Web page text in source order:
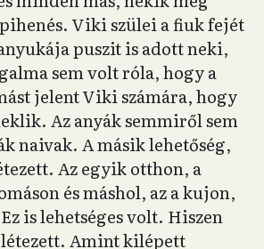
Viki szülei a fiuk fejét
puszit is adott neki,
sem volt róla, hogy a
jelent Viki számára, hogy
Az anyák semmiről sem
naivak. A másik lehetőség,
Az egyik otthon, a
és máshol, az a kujon,
is lehetséges volt. Hiszen
Amint kilépett